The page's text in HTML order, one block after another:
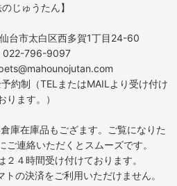
のじゅうたん】
市太白区西多賀1丁目24-60
022-796-9097
約制（TELまたはMAILより受け付け
ります。）
庫在庫品もござます。ご覧になりた
ご連絡いただくとスムーズです。
４時間受け付けております。
の決済をご利用いただけません。